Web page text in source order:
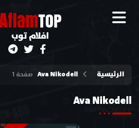
flamTOP
افلام توب
الرئيسية Ava Nikodell صفحة 1
Ava Nikodell